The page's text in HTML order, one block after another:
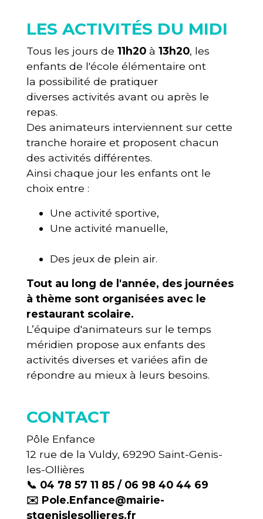
LES ACTIVITÉS DU MIDI
Tous les jours de 11h20 à 13h20, les
enfants de l'école élémentaire ont
la possibilité de pratiquer
diverses activités avant ou après le
repas.
Des animateurs interviennent sur cette
tranche horaire et proposent chacun
des activités différentes.
Ainsi chaque jour les enfants ont le
choix entre :
Une activité sportive,
Une activité manuelle,
Des jeux de plein air.
Tout au long de l'année, des journées
à thème sont organisées avec le
restaurant scolaire.
L’équipe d'animateurs sur le temps
méridien propose aux enfants des
activités diverses et variées afin de
répondre au mieux à leurs besoins.
CONTACT
Pôle Enfance
12 rue de la Vuldy, 69290 Saint-Genis-
les-Ollières
📞 04 78 57 11 85 / 06 98 40 44 69
✉️ Pole.Enfance@mairie-
stgenislesollieres.fr